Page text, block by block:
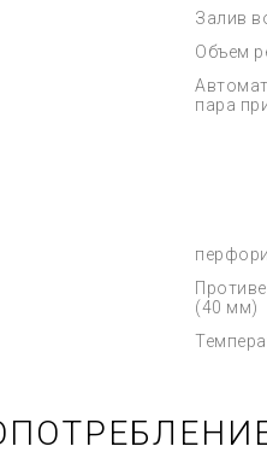
Залив
Объем
пара
(40 мм)